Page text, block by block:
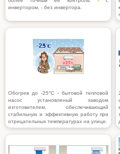
инвертором, - без инвертора.
Обогрев до -25°С - бытовой тепловой
насос установленый заводом
изготовителем, обеспечивающий
стабильную и эффективную работу при
отрицательных температурах на улице.